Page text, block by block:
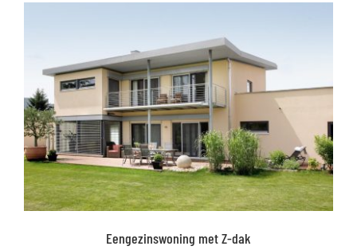
Eengezinswoning met Z-dak